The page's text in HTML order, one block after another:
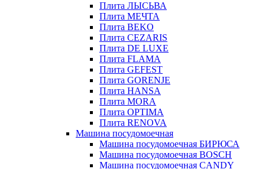
Плита ЛЫСЬВА
Плита МЕЧТА
Плита BEKO
Плита CEZARIS
Плита DE LUXE
Плита FLAMA
Плита GEFEST
Плита GORENJE
Плита HANSA
Плита MORA
Плита OPTIMA
Плита RENOVA
Машина посудомоечная
Машина посудомоечная БИРЮСА
Машина посудомоечная BOSCH
Машина посудомоечная CANDY